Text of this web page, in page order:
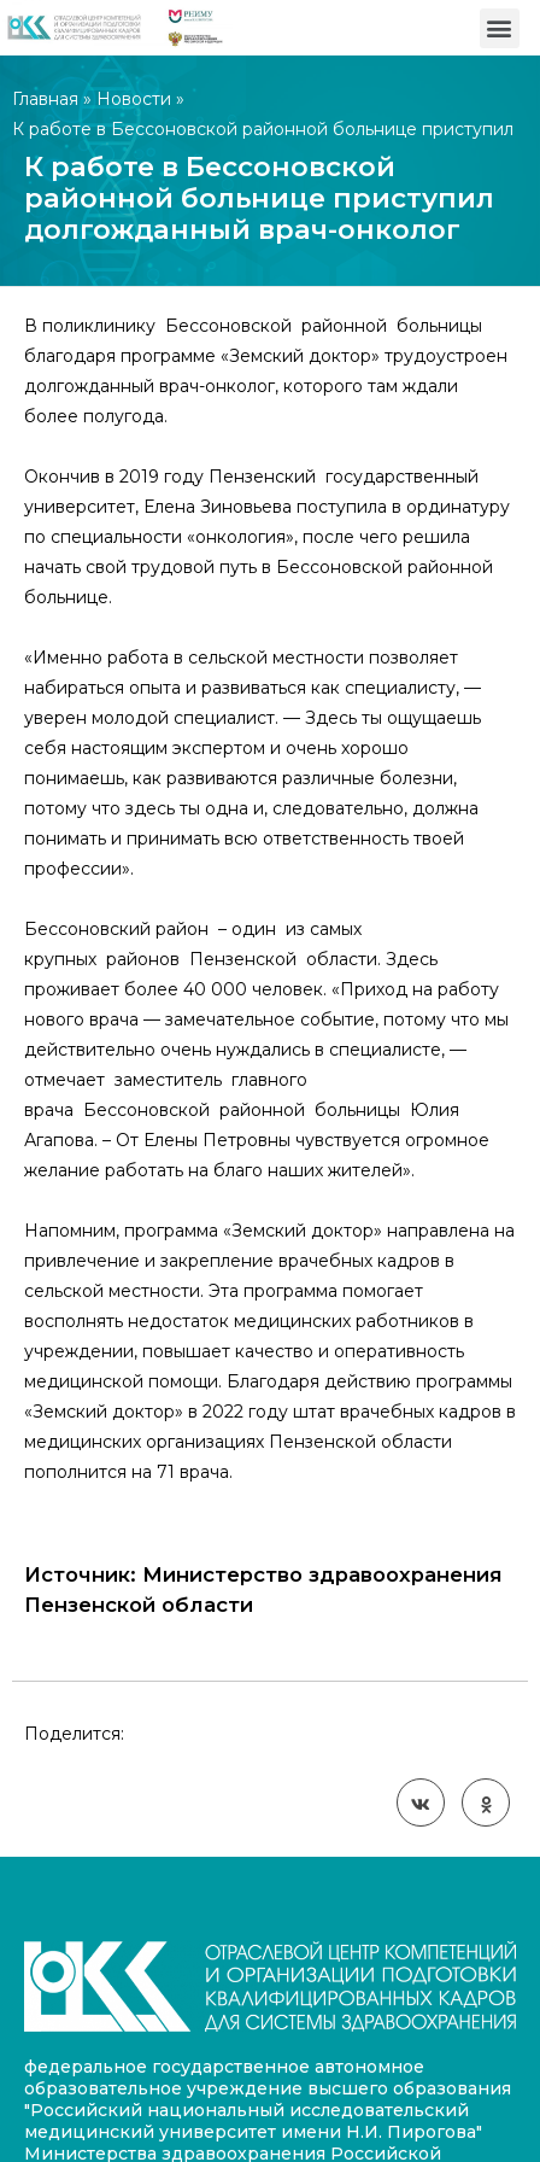
Главная » Новости »
К работе в Бессоновской районной больнице приступил
долгожданный врач-онколог
К работе в Бессоновской
районной больнице приступил
долгожданный врач-онколог
В поликлинику Бессоновской районной больницы
благодаря программе «Земский доктор» трудоустроен
долгожданный врач-онколог, которого там ждали
более полугода.
Окончив в 2019 году Пензенский государственный
университет, Елена Зиновьева поступила в ординатуру
по специальности «онкология», после чего решила
начать свой трудовой путь в Бессоновской районной
больнице.
«Именно работа в сельской местности позволяет
набираться опыта и развиваться как специалисту, —
уверен молодой специалист. — Здесь ты ощущаешь
себя настоящим экспертом и очень хорошо
понимаешь, как развиваются различные болезни,
потому что здесь ты одна и, следовательно, должна
понимать и принимать всю ответственность твоей
профессии».
Бессоновский район – один из самых
крупных районов Пензенской области. Здесь
проживает более 40 000 человек. «Приход на работу
нового врача — замечательное событие, потому что мы
действительно очень нуждались в специалисте, —
отмечает заместитель главного
врача Бессоновской районной больницы Юлия
Агапова. – От Елены Петровны чувствуется огромное
желание работать на благо наших жителей».
Напомним, программа «Земский доктор» направлена на
привлечение и закрепление врачебных кадров в
сельской местности. Эта программа помогает
восполнять недостаток медицинских работников в
учреждении, повышает качество и оперативность
медицинской помощи. Благодаря действию программы
«Земский доктор» в 2022 году штат врачебных кадров в
медицинских организациях Пензенской области
пополнится на 71 врача.
Источник: Министерство здравоохранения
Пензенской области
Поделится:
федеральное государственное автономное
образовательное учреждение высшего образования
"Российский национальный исследовательский
медицинский университет имени Н.И. Пирогова"
Министерства здравоохранения Российской